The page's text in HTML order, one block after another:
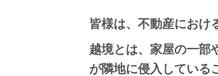
皆様は、不動産におけ
越境とは、家屋の一部
が隣地に侵入している